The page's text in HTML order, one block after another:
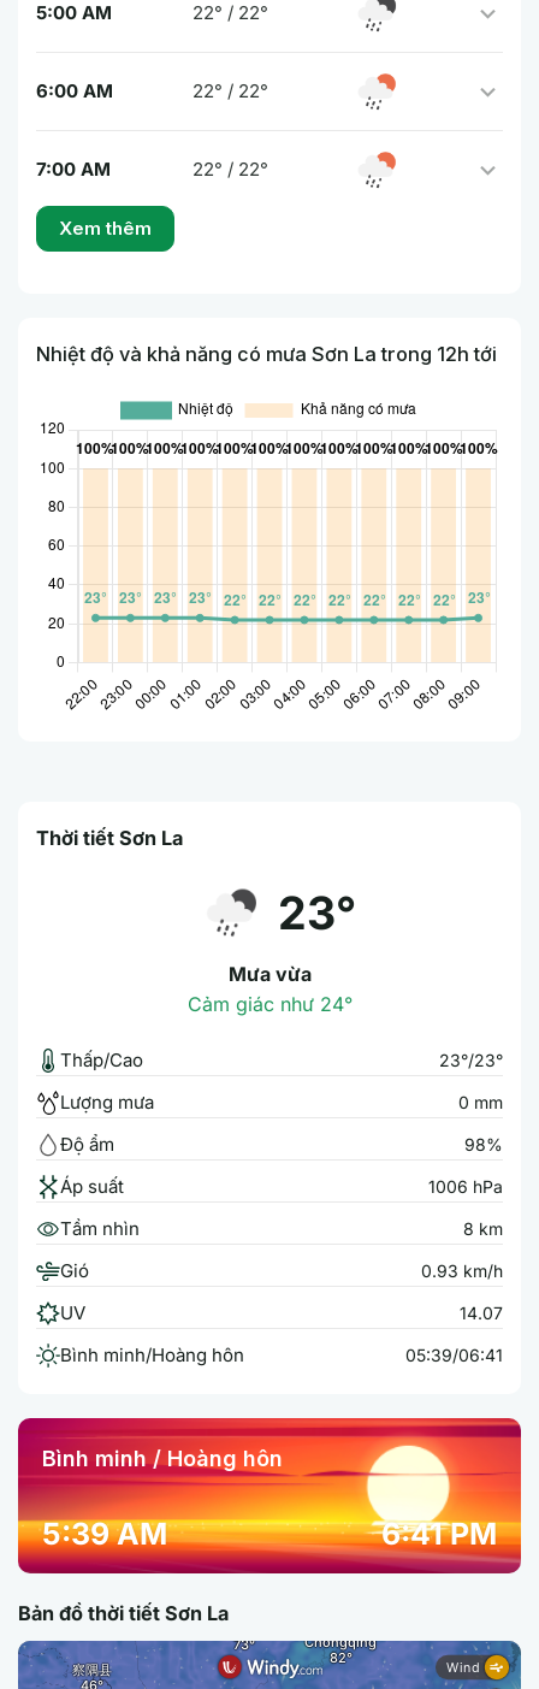
5:00 AM 22° / 22°
6:00 AM 22° / 22°
7:00 AM 22° / 22°
Xem thêm
Nhiệt độ và khả năng có mưa Sơn La trong 12h tới
Thời tiết Sơn La
23°
Mưa vừa
Cảm giác như 24°
Thấp/Cao 23°/23°
Lượng mưa 0 mm
Độ ẩm 98%
Áp suất 1006 hPa
Tầm nhìn 8 km
Gió 0.93 km/h
UV 14.07
Bình minh/Hoàng hôn 05:39/06:41
Bình minh / Hoàng hôn
5:39 AM 6:41 PM
Bản đồ thời tiết Sơn La